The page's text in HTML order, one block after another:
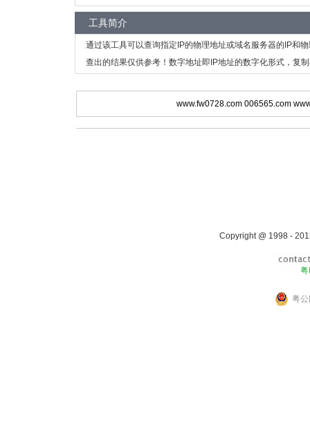
工具简介
通过该工具可以查询指定IP的物理地址或域名服务器的IP和
查出的结果仅供参考！数字地址即IP地址的数字化形式，复
www.fw0728.com 006565.com
Copyright @ 1998 -
粤